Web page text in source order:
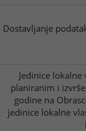
Dostavljanje
Jedinice
planiranim i
godine na
jedinice lokalne